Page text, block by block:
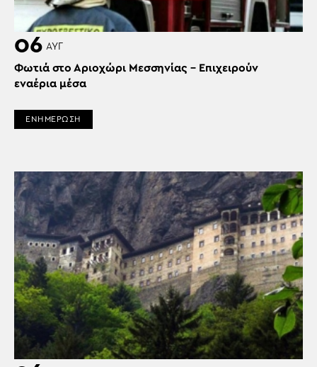
06 ΑΥΓ
Φωτιά στο Αριοχώρι Μεσσηνίας – Επιχειρούν
εναέρια μέσα
ΕΝΗΜΕΡΩΣΗ